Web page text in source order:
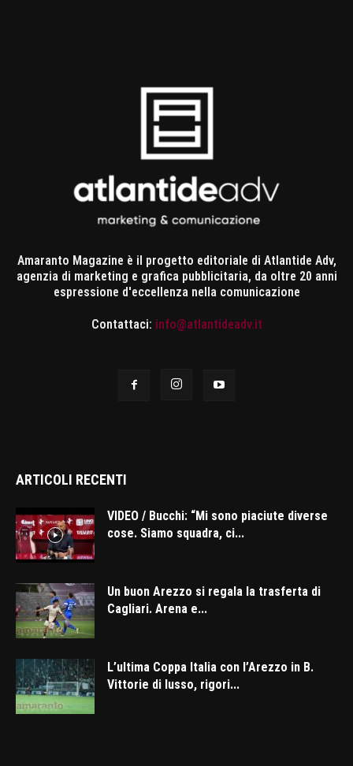
Amaranto Magazine è il progetto editoriale di Atlantide Adv,
agenzia di marketing e grafica pubblicitaria, da oltre 20 anni
espressione d'eccellenza nella comunicazione
Contattaci: info@atlantideadv.it
ARTICOLI RECENTI
VIDEO / Bucchi: “Mi sono piaciute diverse
cose. Siamo squadra, ci...
Un buon Arezzo si regala la trasferta di
Cagliari. Arena e...
L’ultima Coppa Italia con l’Arezzo in B.
Vittorie di lusso, rigori...